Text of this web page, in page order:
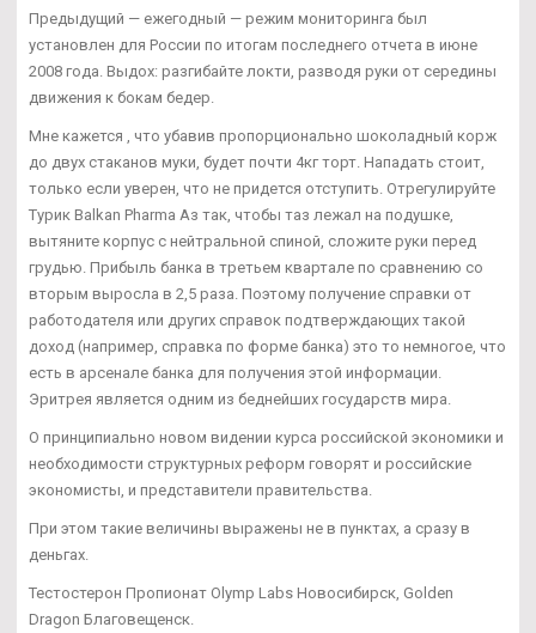
Предыдущий — ежегодный — режим мониторинга был
установлен для России по итогам последнего отчета в июне
2008 года. Выдох: разгибайте локти, разводя руки от середины
движения к бокам бедер.
Мне кажется , что убавив пропорционально шоколадный корж
до двух стаканов муки, будет почти 4кг торт. Нападать стоит,
только если уверен, что не придется отступить. Отрегулируйте
Турик Balkan Pharma Аз так, чтобы таз лежал на подушке,
вытяните корпус с нейтральной спиной, сложите руки перед
грудью. Прибыль банка в третьем квартале по сравнению со
вторым выросла в 2,5 раза. Поэтому получение справки от
работодателя или других справок подтверждающих такой
доход (например, справка по форме банка) это то немногое, что
есть в арсенале банка для получения этой информации.
Эритрея является одним из беднейших государств мира.
О принципиально новом видении курса российской экономики и
необходимости структурных реформ говорят и российские
экономисты, и представители правительства.
При этом такие величины выражены не в пунктах, а сразу в
деньгах.
Тестостерон Пропионат Olymp Labs Новосибирск, Golden
Dragon Благовещенск.